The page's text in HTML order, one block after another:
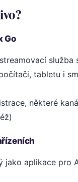
Go
tabletu i
některé
jako aplikace pro